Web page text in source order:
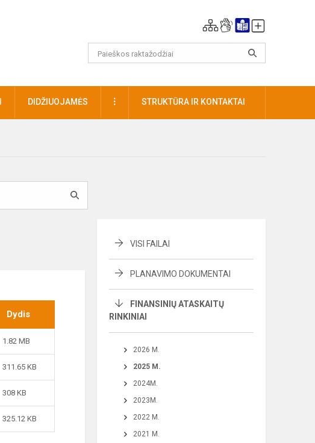
DIDŽIUOJAMĖS DAUGIAUSTRUKTŪRA IR KONTAKTAI
Dydis
1.82 MB
311.65 KB
308 KB
325.12 KB
VISI FAILAI
PLANAVIMO DOKUMENTAI
FINANSINIŲ ATASKAITŲ
RINKINIAI
2026 M.
2025 M.
2024M.
2023M.
2022 M.
2021 M.